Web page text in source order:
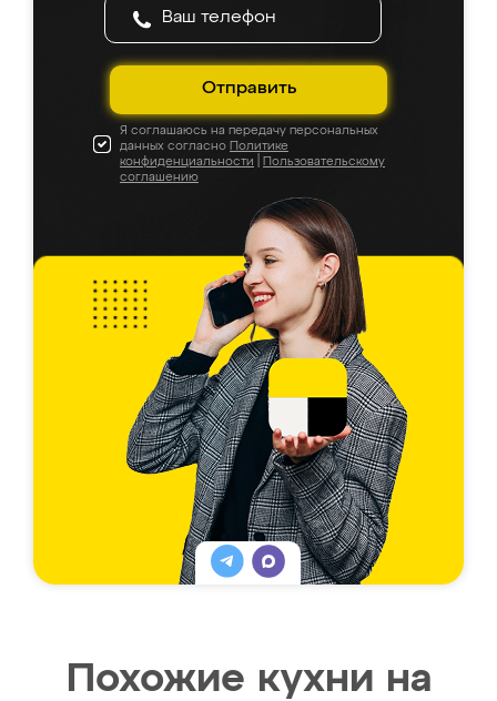
Отправить
Я соглашаюсь на передачу персональных
данных согласно Политике
конфиденциальности
Пользовательскому
соглашению
Похожие кухни на